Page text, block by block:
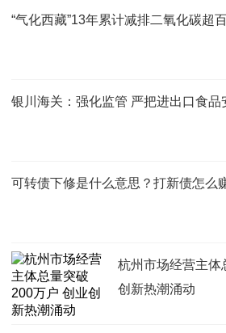
“气化西藏”13年累计减排二氧化碳超
银川海关：强化监管 严把进出口食品
可转债下修是什么意思？打新债怎么
杭州市场经营主体
创新热潮涌动